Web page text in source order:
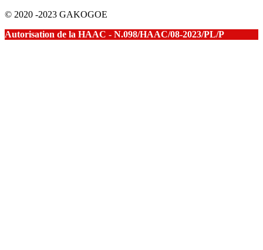
© 2020 -2023 GAKOGOE
Autorisation de la HAAC - N.098/HAAC/08-2023/PL/P